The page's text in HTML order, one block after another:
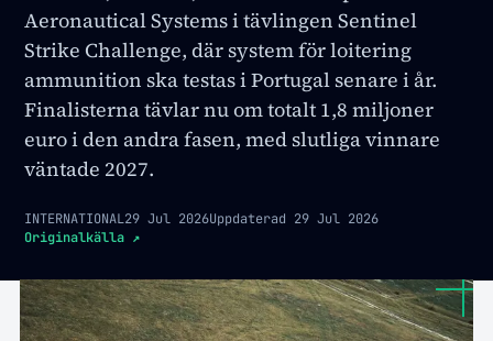
Aeronautical Systems i tävlingen Sentinel
Strike Challenge, där system för loitering
ammunition ska testas i Portugal senare i år.
Finalisterna tävlar nu om totalt 1,8 miljoner
euro i den andra fasen, med slutliga vinnare
väntade 2027.
INTERNATIONAL29 Jul 2026Uppdaterad 29 Jul 2026
Originalkälla ↗